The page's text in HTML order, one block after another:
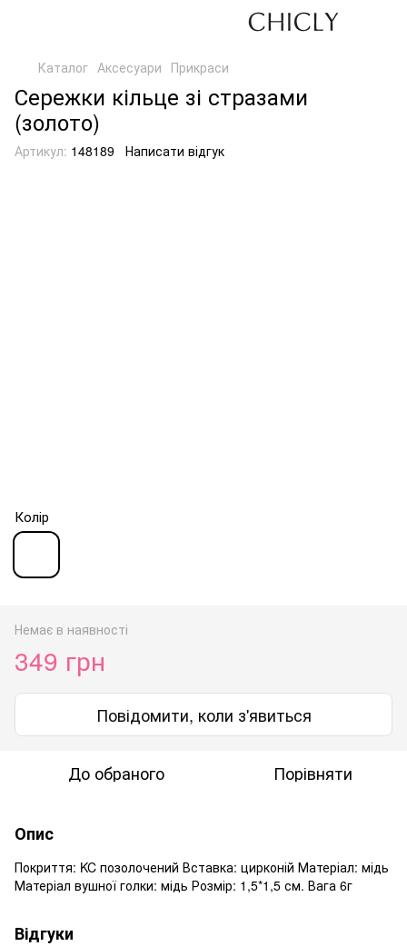
Каталог Аксесуари Прикраси
Сережки кільце зі стразами
(золото)
Артикул: 148189 Написати відгук
Колір
Немає в наявності
349 грн
Повідомити, коли з'явиться
До обраного Порівняти
Опис
Покриття: KC позолочений Вставка: цирконій Матеріал: мідь
Матеріал вушної голки: мідь Розмір: 1,5*1,5 см. Вага 6г
Відгуки